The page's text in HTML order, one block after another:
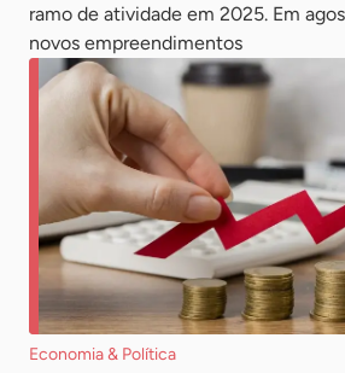
ramo de atividade em 2025. Em
novos empreendimentos
Economia & Política